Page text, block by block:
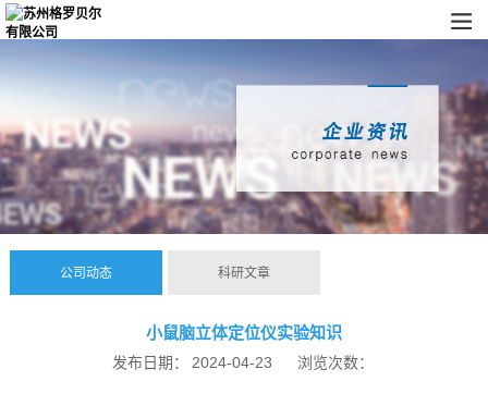
公司动态 科研文章
小鼠脑立体定位仪实验知识
发布日期： 2024-04-23 浏览次数：